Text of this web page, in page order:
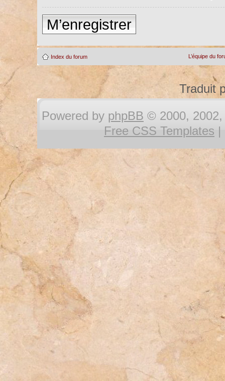
M’enregistrer
Index du forum L’équipe du
Traduit
Powered by phpBB © 2000, 2002,
Free CSS Templates |